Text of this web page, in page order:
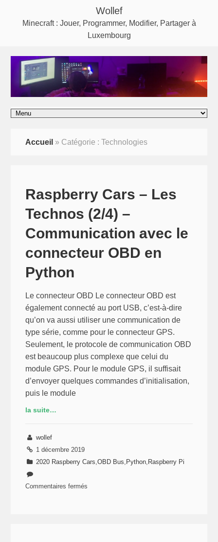
Wollef
Minecraft : Jouer, Programmer, Modifier, Partager à
Luxembourg
Accueil » Catégorie :Technologies
Raspberry Cars – Les
Technos (2/4) –
Communication avec le
connecteur OBD en
Python
Le connecteur OBD Le connecteur OBD est
également connecté au port USB, c’est-à-dire
qu’on va aussi utiliser une communication de
type série, comme pour le connecteur GPS.
Seulement, le protocole de communication OBD
est beaucoup plus complexe que celui du
module GPS. Pour le module GPS, il suffisait
d’envoyer quelques commandes d’initialisation,
puis le module
la suite…
wollef
1 décembre 2019
2020 Raspberry Cars ,OBD Bus Python Raspberry Pi
Commentaires fermés